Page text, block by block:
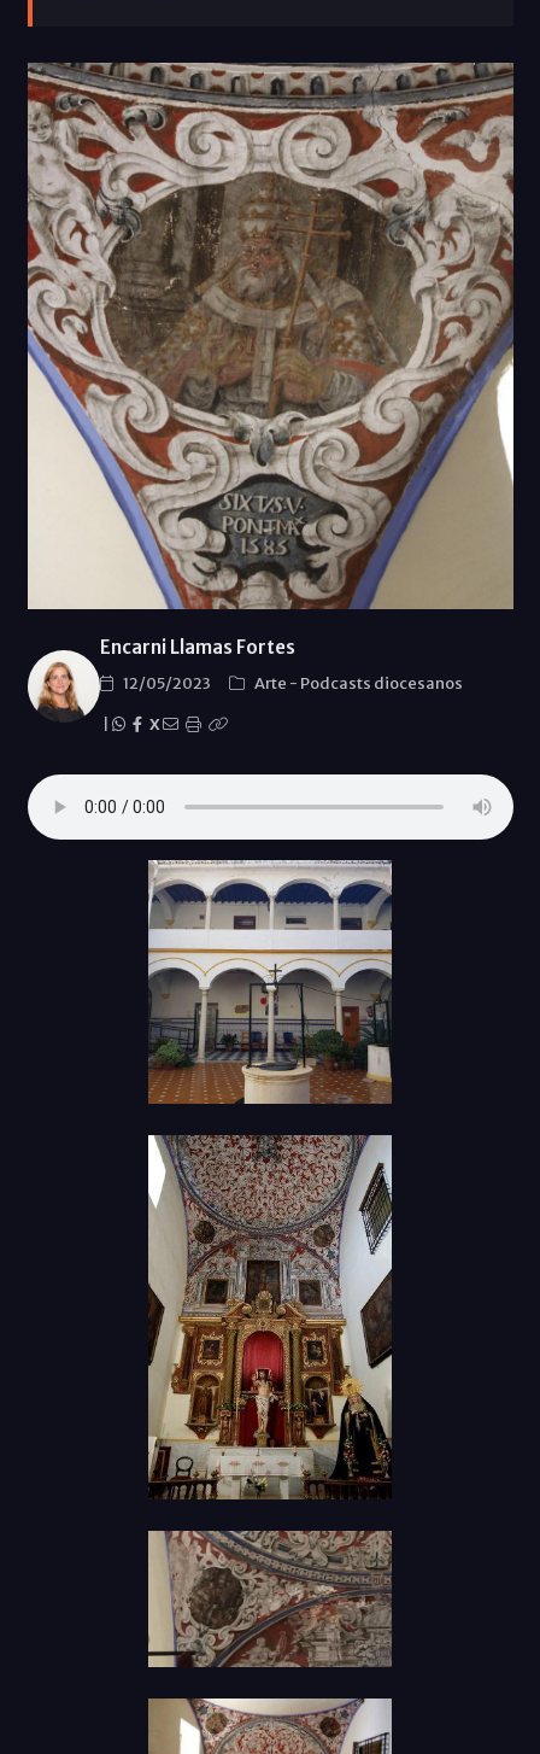
Encarni Llamas Fortes
12/05/2023 Arte - Podcasts diocesanos
X